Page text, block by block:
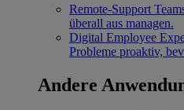
Remote-Support
überall aus managen.
Digital Employee
Probleme proaktiv,
Andere